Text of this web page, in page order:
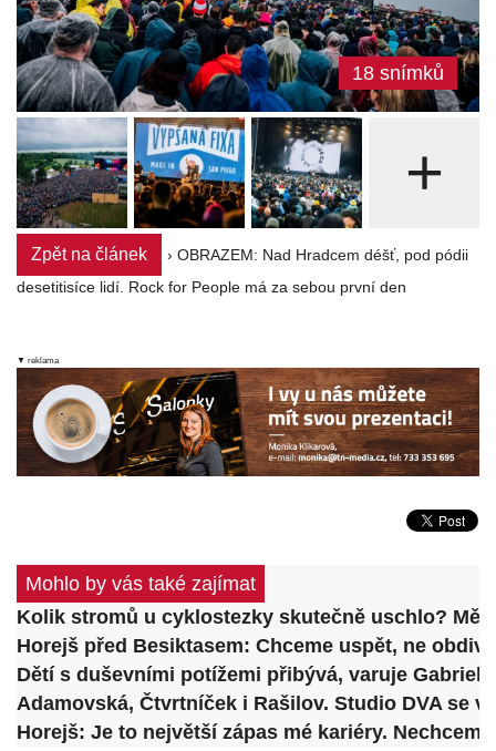
18 snímků
+
Zpět na článek
› OBRAZEM: Nad Hradcem déšť, pod pódii
desetitisíce lidí. Rock for People má za sebou první den
▼ reklama
Mohlo by vás také zajímat
Kolik stromů u cyklostezky skutečně uschlo?
Horejš před Besiktasem: Chceme uspět, ne
Dětí s duševními potížemi přibývá, varuje
Adamovská, Čtvrtníček i Rašilov. Studio DVA se
Horejš: Je to největší zápas mé kariéry.